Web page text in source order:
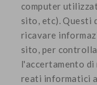
computer
sito, etc). Questi
ricavare
sito, per
l'accertamento
reati informatici